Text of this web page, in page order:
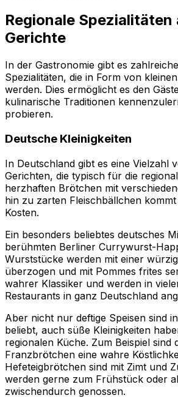
Regionale Spezialitäten
Gerichte
In der Gastronomie gibt es
Spezialitäten, die in Form von
werden. Dies ermöglicht es den
kulinarische Traditionen
probieren.
Deutsche Kleinigkeiten
In Deutschland gibt es eine Vielzahl
Gerichten, die typisch für die
herzhaften Brötchen mit
hin zu zarten Fleischbällchen
Kosten.
Ein besonders beliebtes deutsches
berühmten Berliner Currywurst-
Wurststücke werden mit einer
überzogen und mit Pommes frites
wahrer Klassiker und werden in
Restaurants in ganz Deutschland
Aber nicht nur deftige Speisen sind
beliebt, auch süße Kleinigkeiten
regionalen Küche. Zum Beispiel sind
Franzbrötchen eine wahre
Hefeteigbrötchen sind mit Zimt und
werden gerne zum Frühstück oder
zwischendurch genossen.